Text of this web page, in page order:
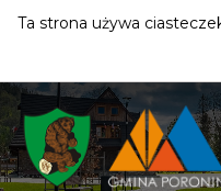
Ta strona używa